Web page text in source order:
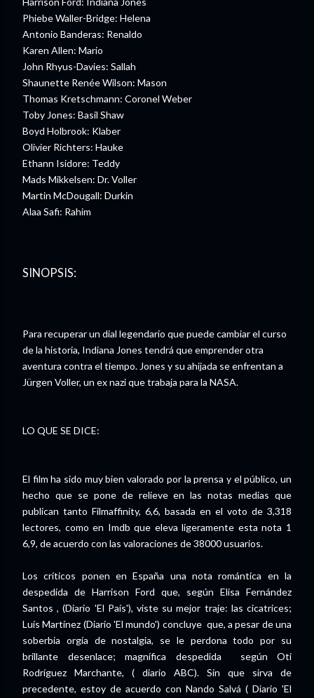
Phiebe Waller-Bridge: Helena
Antonio Banderas: Renaldo
Karen Allen: Mario
John Rhyus-Davies: Sallah
Shaunette Renée Wilson: Mason
Thomas Kretschmann: Coronel Weber
Toby Jones: Basil Shaw
Boyd Holbrook: Klaber
Olivier Richters: Hauke
Ethann Isidore: Teddy
Mads Mikkelsen: Dr. Voller
Martin McDougall: Durkin
Alaa Safi: Rahim
SINOPSIS:
Para recuperar un dial legendario que puede cambiar el curso
de la historia, Indiana Jones tendrá que emprender otra
aventura contra el tiempo. Jones y su ahijada se enfrentan a
Jürgen Voller, un ex nazi que trabaja para la NASA.
LO QUE SE DICE:
El film ha sido muy bien valorado por la prensa y el público, un
hecho que se pone de relieve en las notas medias que
publican tanto Filmaffinity, 6,6, basada en el voto de 3,318
lectores, como en Imdb que eleva ligeramente esta nota 1
6,9, de acuerdo con las valoraciones de 38000 usuarios.
Los críticos ponen en España una nota romántica en la
despedida de Harrison Ford que, según Elisa Fernández
Santos , (Diario 'El País'), viste su mejor traje: las cicatrices;
Luís Martínez (Diario 'El mundo') concluye que, a pesar de una
soberbia orgía de nostalgia, se le perdona todo por su
brillante desenlace; magnífica despedida según Oti
Rodríguez Marchante, ( diario ABC). Sin que sirva de
precedente, estoy de acuerdo con Nando Salvá ( Diario 'El